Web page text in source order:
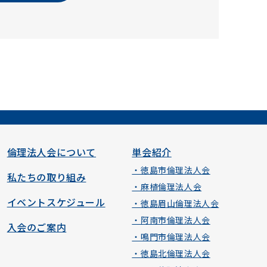
倫理法人会について
私たちの取り組み
イベントスケジュール
入会のご案内
単会紹介
・徳島市倫理法人会
・麻植倫理法人会
・徳島眉山倫理法人会
・阿南市倫理法人会
・鳴門市倫理法人会
・徳島北倫理法人会